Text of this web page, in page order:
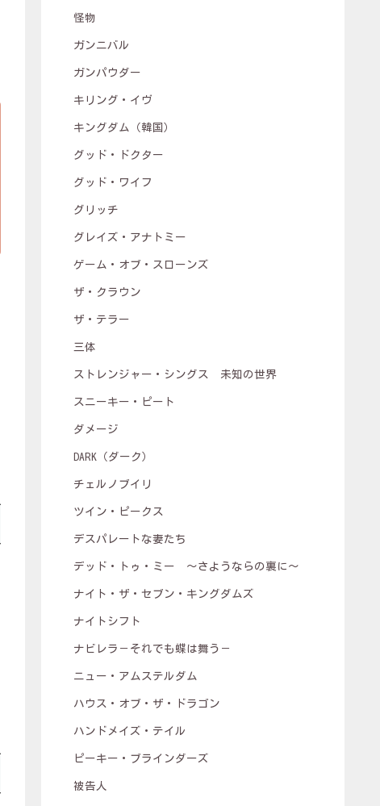
怪物
ガンニバル
ガンパウダー
キリング・イヴ
キングダム（韓国）
グッド・ドクター
グッド・ワイフ
グリッチ
グレイズ・アナトミー
ゲーム・オブ・スローンズ
ザ・クラウン
ザ・テラー
三体
ストレンジャー・シングス 未知の世界
スニーキー・ピート
ダメージ
DARK（ダーク）
チェルノブイリ
ツイン・ピークス
デスパレートな妻たち
デッド・トゥ・ミー ～さようならの裏に～
ナイト・ザ・セブン・キングダムズ
ナイトシフト
ナビレラ－それでも蝶は舞う－
ニュー・アムステルダム
ハウス・オブ・ザ・ドラゴン
ハンドメイズ・テイル
ピーキー・ブラインダーズ
被告人